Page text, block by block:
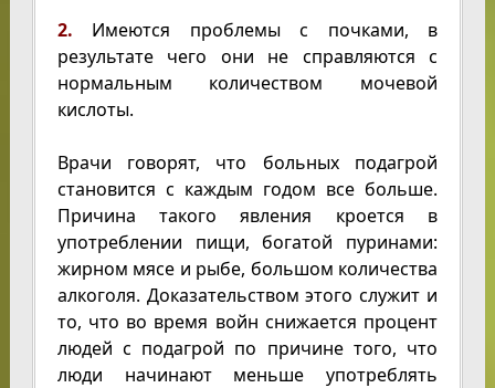
2. Имеются проблемы с почками, в
результате чего они не справляются с
нормальным количеством мочевой
кислоты.
Врачи говорят, что больных подагрой
становится с каждым годом все больше.
Причина такого явления кроется в
употреблении пищи, богатой пуринами:
жирном мясе и рыбе, большом количества
алкоголя. Доказательством этого служит и
то, что во время войн снижается процент
людей с подагрой по причине того, что
люди начинают меньше употреблять